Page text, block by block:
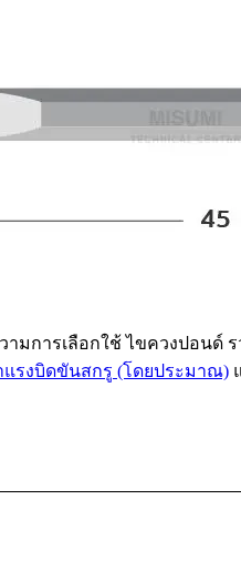
มการเลือกใช้ ไขควงปอนด์
รงบิดขันสกรู (โดยประมาณ)